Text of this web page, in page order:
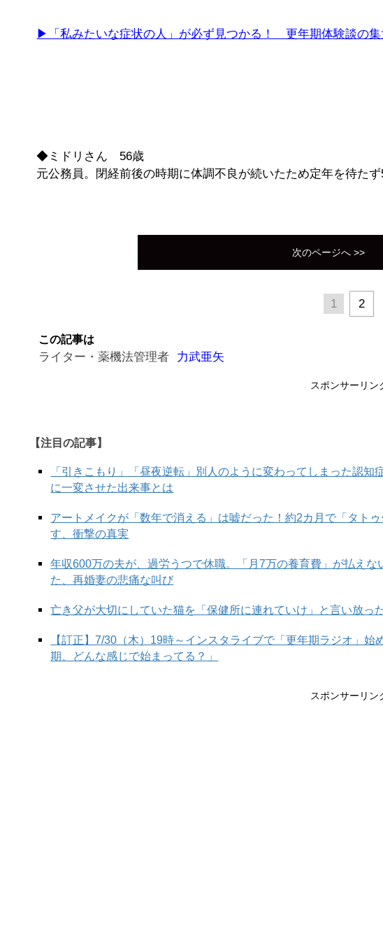
▶「私みたいな症状の人」が必ず見つかる！ 更年期体験談の
◆ミドリさん 56歳
元公務員。閉経前後の時期に体調不良が続いたため定年を待たず
次のページへ >>
1 2
この記事は
ライター・薬機法管理者 力武亜矢
スポンサーリン
【注目の記事】
「引きこもり」「昼夜逆転」別人のように変わってしまった認
に一変させた出来事とは
アートメイクが「数年で消える」は嘘だった！約2カ月で「タト
す、衝撃の真実
年収600万の夫が、過労うつで休職。「月7万の養育費」が払え
た、再婚妻の悲痛な叫び
亡き父が大切にしていた猫を「保健所に連れていけ」と言い放
【訂正】7/30（木）19時～インスタライブで「更年期ラジオ」
期、どんな感じで始まってる？」
スポンサーリン